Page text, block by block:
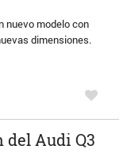
nuevo modelo con
dimensiones.
del Audi Q3